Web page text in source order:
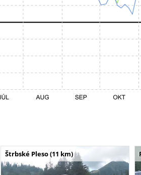
Štrbské Pleso (11 km)